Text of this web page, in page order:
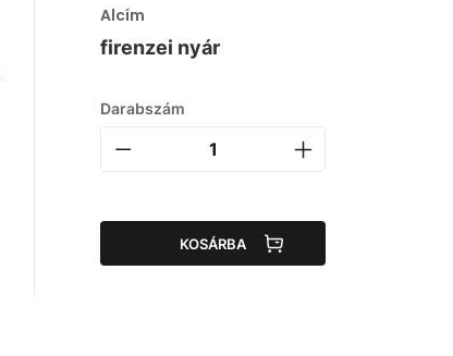
Alcím
firenzei nyár
Darabszám
KOSÁRBA